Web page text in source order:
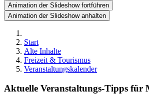
Animation der Slideshow fortführen
Animation der Slideshow anhalten
Start
Alte Inhalte
Freizeit & Tourismus
Veranstaltungskalender
Aktuelle Veranstaltungs-Tipps für